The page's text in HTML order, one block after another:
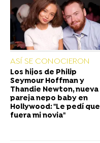
ASÍ SE CONOCIERON
Los hijos de Philip
Seymour Hoffman y
Thandie Newton, nueva
pareja nepo baby en
Hollywood: "Le pedí que
fuera mi novia"